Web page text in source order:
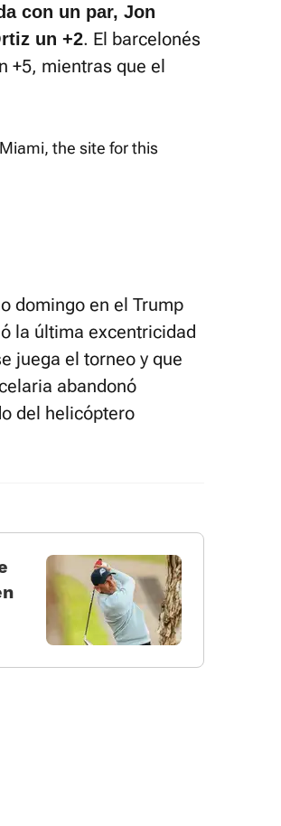
con un par, Jon
un +2. El barcelonés
+5, mientras que el
the site for this
domingo en el Trump
la última excentricidad
juega el torneo y que
abandonó
del helicóptero